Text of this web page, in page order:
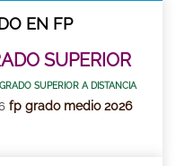
EN FP
SUPERIOR
SUPERIOR A DISTANCIA
fp grado medio 2026